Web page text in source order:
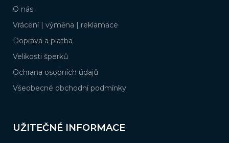
O nás
Vrácení | výměna | reklamace
Doprava a platba
Velikosti šperků
Ochrana osobních údajů
Všeobecné obchodní podmínky
UŽITEČNÉ INFORMACE